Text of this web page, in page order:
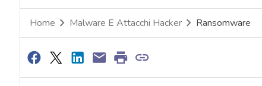
Home Malware E Attacchi Hacker Ransomware